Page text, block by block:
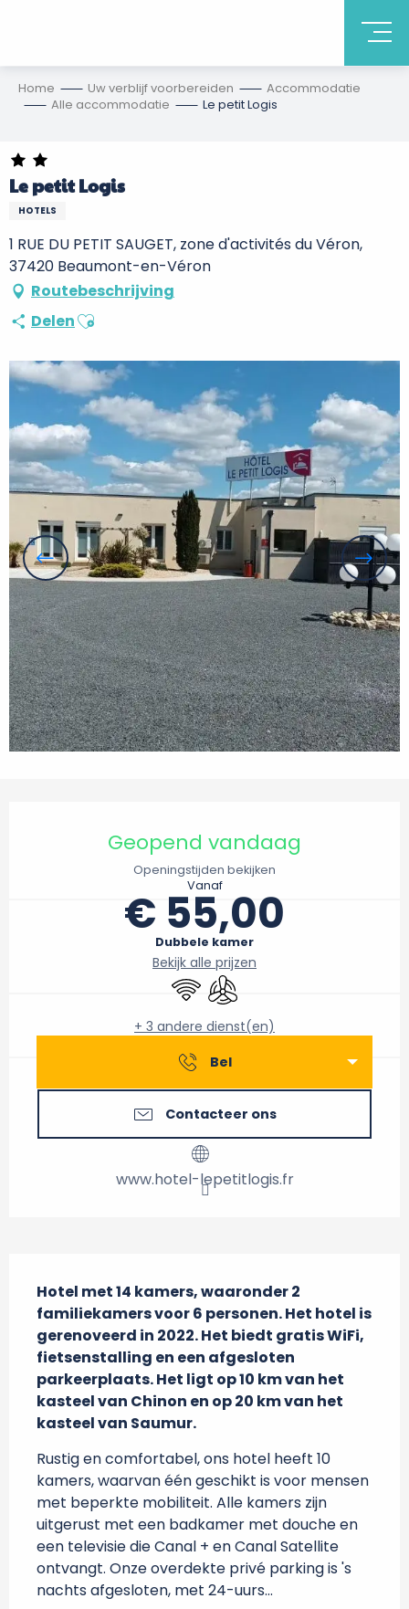
Home Uw verblijf voorbereiden
Accommodatie
Alle accommodatie
Le petit Logis
Le petit Logis
HOTELS
1 RUE DU PETIT SAUGET, zone d'activités du Véron,
37420 Beaumont-en-Véron
Routebeschrijving
DelenAjouter aux favoris
Geopend vandaag
Openingstijden bekijken
Vanaf
€ 55,00
Dubbele kamer
Bekijk alle prijzen
Wifi Met airco
+ 3 andere dienst(en)
Bel
Contacteer ons
www.hotel-lepetitlogis.fr
Hotel met 14 kamers, waaronder 2
familiekamers voor 6 personen. Het hotel is
gerenoveerd in 2022. Het biedt gratis WiFi,
fietsenstalling en een afgesloten
parkeerplaats. Het ligt op 10 km van het
kasteel van Chinon en op 20 km van het
kasteel van Saumur.
Rustig en comfortabel, ons hotel heeft 10
kamers, waarvan één geschikt is voor mensen
met beperkte mobiliteit. Alle kamers zijn
uitgerust met een badkamer met douche en
een televisie die Canal + en Canal Satellite
ontvangt. Onze overdekte privé parking is 's
nachts afgesloten, met 24-uurs...